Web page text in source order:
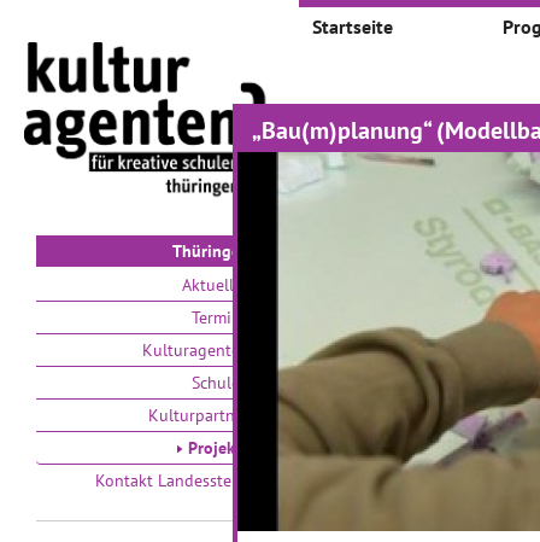
„Bau(m)planung“
Thüringen
Aktuelles
Termine
Kulturagenten
Schulen
Kulturpartner
Projekte
Kontakt Landesstelle
Startseite
Projekte
Unsere Keramikwelt